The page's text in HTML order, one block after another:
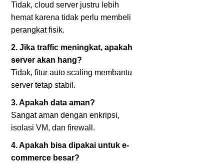
Tidak, cloud server justru lebih
hemat karena tidak perlu membeli
perangkat fisik.
2. Jika traffic meningkat, apakah
server akan hang?
Tidak, fitur auto scaling membantu
server tetap stabil.
3. Apakah data aman?
Sangat aman dengan enkripsi,
isolasi VM, dan firewall.
4. Apakah bisa dipakai untuk e-
commerce besar?